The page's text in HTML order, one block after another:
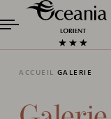
ACCUEIL GALERIE